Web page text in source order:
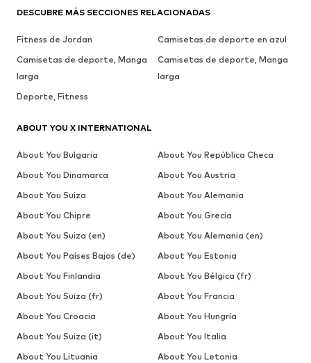
DESCUBRE MÁS SECCIONES RELACIONADAS
Fitness de Jordan
Camisetas de deporte en azul
Camisetas de deporte, Manga
larga
Camisetas de deporte, Manga
larga
Deporte, Fitness
ABOUT YOU X INTERNATIONAL
About You Bulgaria
About You República Checa
About You Dinamarca
About You Austria
About You Suiza
About You Alemania
About You Chipre
About You Grecia
About You Suiza (en)
About You Alemania (en)
About You Países Bajos (de)
About You Estonia
About You Finlandia
About You Bélgica (fr)
About You Suiza (fr)
About You Francia
About You Croacia
About You Hungría
About You Suiza (it)
About You Italia
About You Lituania
About You Letonia